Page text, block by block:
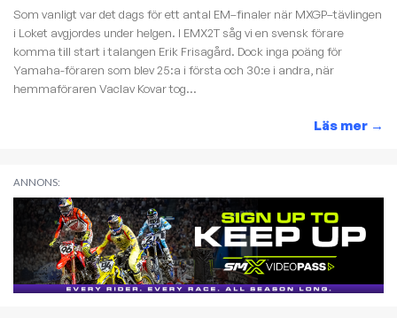
Som vanligt var det dags för ett antal EM–finaler när MXGP–tävlingen
i Loket avgjordes under helgen. I EMX2T såg vi en svensk förare
komma till start i talangen Erik Frisagård. Dock inga poäng för
Yamaha-föraren som blev 25:a i första och 30:e i andra, när
hemmaföraren Vaclav Kovar tog...
Läs mer →
ANNONS: